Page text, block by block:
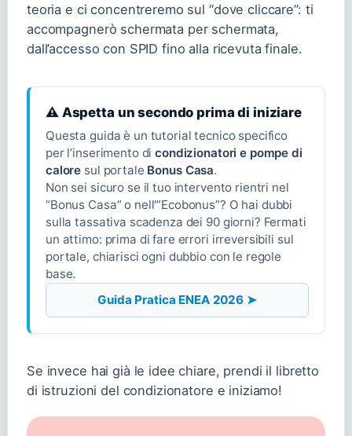
teoria e ci concentreremo sul “dove cliccare”: ti
accompagnerò schermata per schermata,
dall’accesso con SPID fino alla ricevuta finale.
⚠️ Aspetta un secondo prima di iniziare
Questa guida è un tutorial tecnico specifico
per l’inserimento dicondizionatori e pompe di
calore sul portale Bonus Casa.
Non sei sicuro se il tuo intervento rientri nel
“Bonus Casa” o nell'”Ecobonus”? O hai dubbi
sulla tassativa scadenza dei 90 giorni? Fermati
un attimo: prima di fare errori irreversibili sul
portale, chiarisci ogni dubbio con le regole
base.
Guida Pratica ENEA 2026 ➤
Se invece hai già le idee chiare, prendi il libretto
di istruzioni del condizionatore e iniziamo!